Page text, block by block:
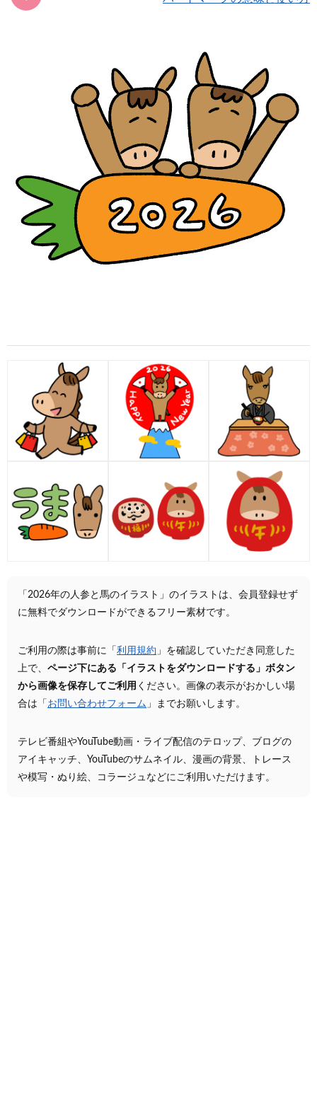
「2026年の人参と馬のイラスト」のイラストは、会員登録せず
に無料でダウンロードができるフリー素材です。
ご利用の際は事前に「 利用規約 」を確認していただき同意した
上で、 ページ下にある「イラストをダウンロードする」ボタン
から画像を保存してご利用 ください。画像の表示がおかしい場
合は「 お問い合わせフォーム 」までお願いします。
テレビ番組やYouTube動画・ライブ配信のテロップ、ブログの
アイキャッチ、YouTubeのサムネイル、漫画の背景、トレース
や模写・ぬり絵、コラージュなどにご利用いただけます。